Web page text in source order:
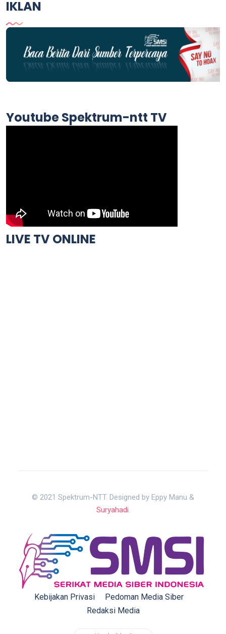
IKLAN
Youtube Spektrum-ntt TV
LIVE TV ONLINE
© 2021 Spektrum-NTT. Designed by Eppy Manu &
Suryahadi.
Kebijakan Privasi
Pedoman Media Siber
Redaksi Media